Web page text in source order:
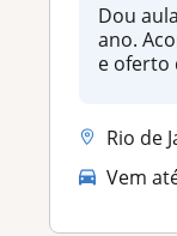
Dou
ano.
e oferto
Rio de
Vem